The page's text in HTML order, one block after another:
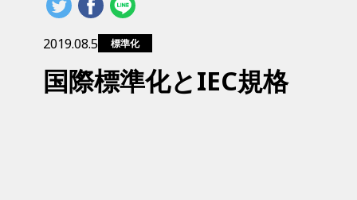
2019.08.5 標準化
国際標準化とIEC規格